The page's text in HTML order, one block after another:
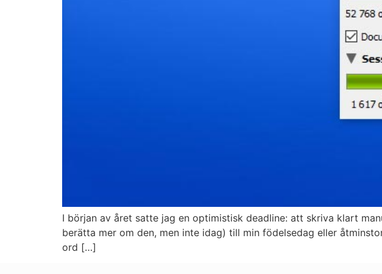
I början av året satte jag en optimistisk deadline: att skriva klart
berätta mer om den, men inte idag) till min födelsedag eller
ord […]